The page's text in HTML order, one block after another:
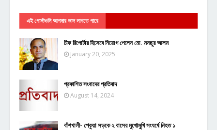
এই পোস্টগুলি আপনার ভাল লাগতে পারে
চীফ রিপোর্টার হিসেবে নিয়োগ পেলেন মো. মনছুর আলম
January 20, 2025
প্রকাশিত সংবাদের প্রতিবাদ
August 14, 2024
বাঁশখালী- পেকুয়া সড়কে ২ বাসের মুখোমুুখি সংঘর্ষে নিহত ১